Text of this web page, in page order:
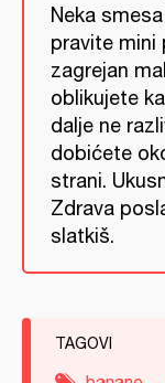
Neka
pravite mini
zagrejan
oblikujete
dalje ne
dobićete
strani.
Zdrava
slatkiš.
TAGOVI